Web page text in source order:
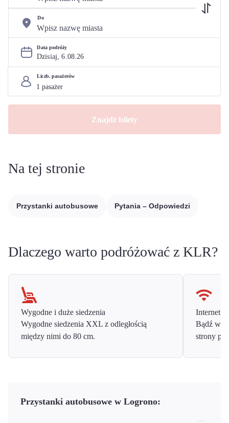
Do
Data podróży
Dzisiaj, 6.08.26
Liczb. pasażerów
Znajdź bilety
Na tej stronie
Przystanki autobusowe Pytania – Odpowiedzi
Dlaczego warto podróżować z KLR?
Wygodne i duże siedzenia
Wygodne siedzenia XXL z odległością
między nimi do 80 cm.
Internet
Bądź w
strony
Przystanki autobusowe w Logrono: